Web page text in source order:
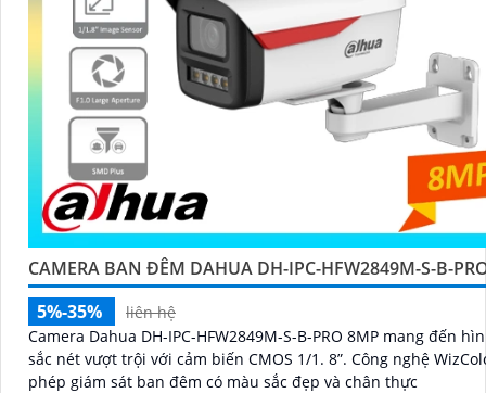
CAMERA BAN ĐÊM DAHUA DH-IPC-HFW2849M-S-B-
5%-35%
liên hệ
Camera Dahua DH-IPC-HFW2849M-S-B-PRO 8MP mang đến
sắc nét vượt trội với cảm biến CMOS 1/1. 8”. Công nghệ WizColor cho
phép giám sát ban đêm có màu sắc đẹp và chân thực